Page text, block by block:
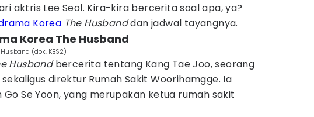
aktris Lee Seol. Kira-kira bercerita soal apa, ya?
Korea The Husbanddan jadwal tayangnya.
Korea The Husband
(dok. KBS2)
Husbandbercerita tentang Kang Tae Joo, seorang
direktur Rumah Sakit Woorihamgge. Ia
Se Yoon, yang merupakan ketua rumah sakit